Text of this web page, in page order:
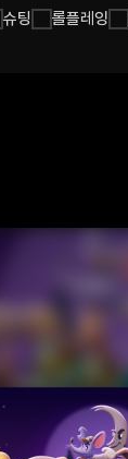
슈팅 롤플레잉